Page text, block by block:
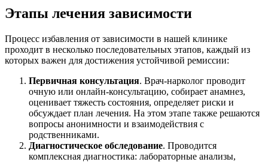
Этапы лечения зависимости
Процесс избавления от зависимости в нашей клинике
проходит в несколько последовательных этапов, каждый из
которых важен для достижения устойчивой ремиссии:
Первичная консультация. Врач-нарколог проводит
очную или онлайн-консультацию, собирает анамнез,
оценивает тяжесть состояния, определяет риски и
обсуждает план лечения. На этом этапе также решаются
вопросы анонимности и взаимодействия с
родственниками.
Диагностическое обследование. Проводится
комплексная диагностика: лабораторные анализы,